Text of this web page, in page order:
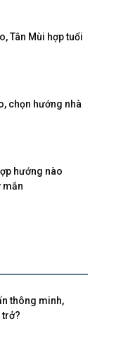
Tân Mùi hợp tuổi
chọn hướng nhà
hướng nào
mắn
thông minh,
trở?